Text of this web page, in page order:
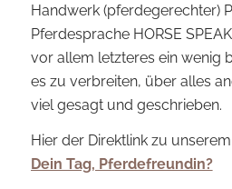
Handwerk (pferdegerechter)
Pferdesprache HORSE
vor allem letzteres ein wenig
es zu verbreiten, über alles
viel gesagt und geschrieben.
Hier der Direktlink zu
Dein Tag, Pferdefreundin?